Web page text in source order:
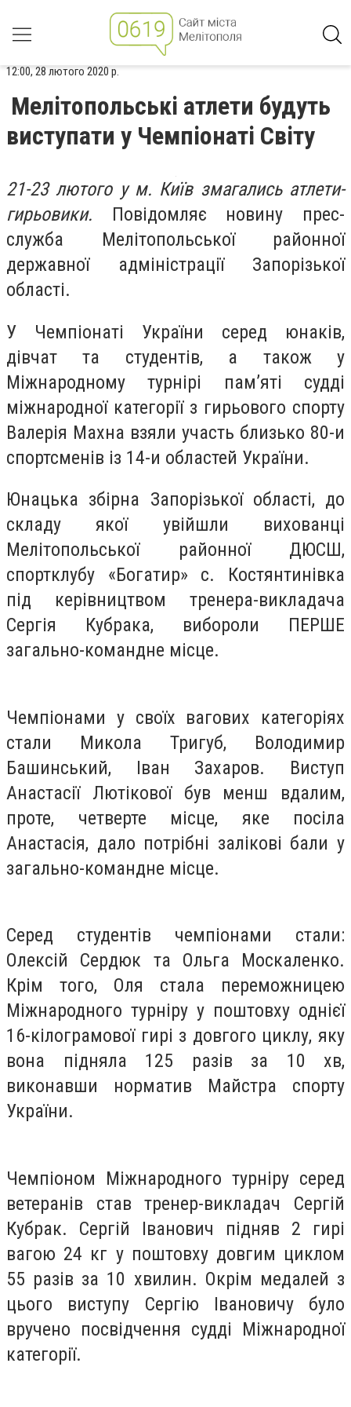
12:00, 28 лютого 2020 р.
Мелітопольські атлети будуть
виступати у Чемпіонаті Світу
21-23 лютого у м. Київ змагались атлети-
гирьовики. Повідомляє новину прес-
служба Мелітопольськоїрайонної
державноїадміністраціїЗапорізької
області.
У Чемпіонаті України серед юнаків,
дівчат та студентів, а також у
Міжнародному турнірі пам’яті судді
міжнародної категорії з гирьового спорту
Валерія Махна взяли участь близько 80-и
спортсменів із 14-и областей України.
Юнацька збірна Запорізької області, до
складу якої увійшли вихованці
Мелітопольської районної ДЮСШ,
спортклубу «Богатир» с. Костянтинівка
під керівництвом тренера-викладача
Сергія Кубрака, вибороли ПЕРШЕ
загально-командне місце.
Чемпіонами у своїх вагових категоріях
стали Микола Тригуб, Володимир
Башинський, Іван Захаров. Виступ
Анастасії Лютікової був менш вдалим,
проте, четверте місце, яке посіла
Анастасія, дало потрібні залікові бали у
загально-командне місце.
Серед студентів чемпіонами стали:
Олексій Сердюк та Ольга Москаленко.
Крім того, Оля стала переможницею
Міжнародного турніру у поштовху однієї
16-кілограмової гирі з довгого циклу, яку
вона підняла 125 разів за 10 хв,
виконавши норматив Майстра спорту
України.
Чемпіоном Міжнародного турніру серед
ветеранів став тренер-викладач Сергій
Кубрак. Сергій Іванович підняв 2 гирі
вагою 24 кг у поштовху довгим циклом
55 разів за 10 хвилин. Окрім медалей з
цього виступу Сергію Івановичу було
вручено посвідчення судді Міжнародної
категорії.